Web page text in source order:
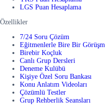
LGS Puan Hesaplama
Özellikler
7/24 Soru Çözüm
Eğitmenlerle Bire Bir
Birebir Koçluk
Canlı Grup Dersleri
Deneme Kulübü
Kişiye Özel Soru Bankası
Konu Anlatım Videoları
Çözümlü Testler
Grup Rehberlik Seansları